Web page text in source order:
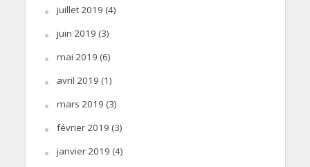
juillet 2019 (4)
juin 2019 (3)
mai 2019 (6)
avril 2019 (1)
mars 2019 (3)
février 2019 (3)
janvier 2019 (4)